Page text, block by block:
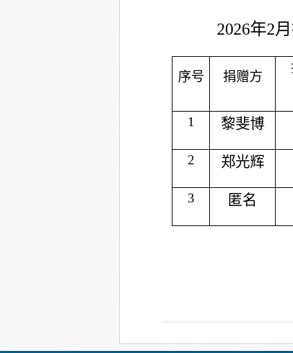
2026年2
序号 捐赠方
1 黎斐博
2 郑光辉
3 匿名